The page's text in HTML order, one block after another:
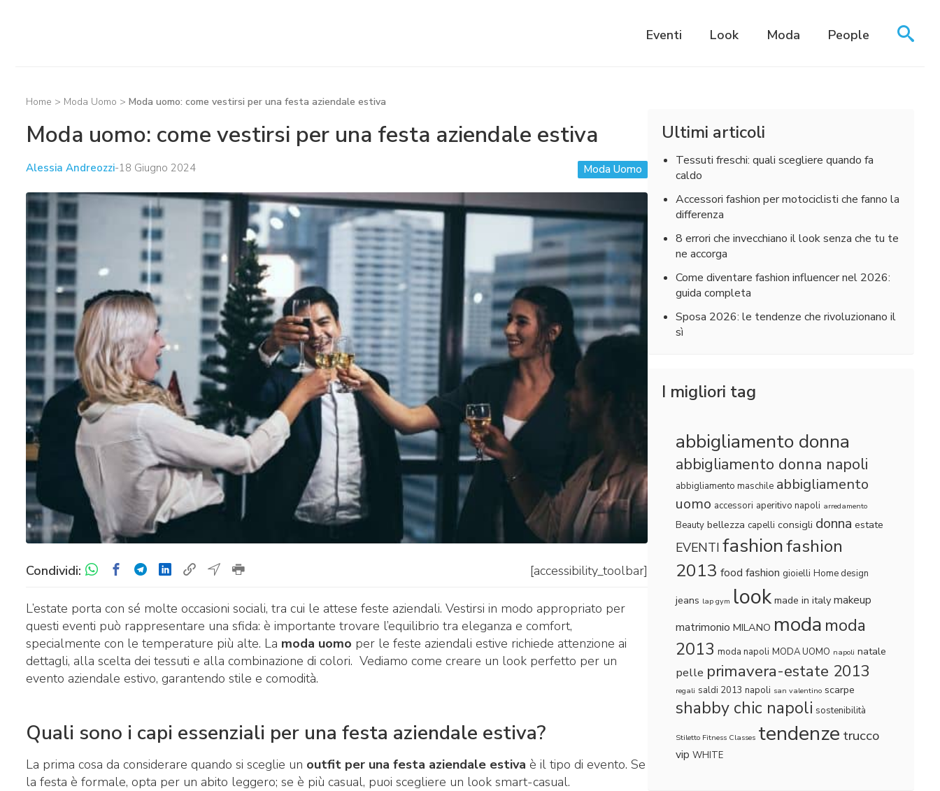
Eventi Look Moda People
Home > Moda Uomo > Moda uomo: come vestirsi per una festa aziendale estiva
Moda uomo: come vestirsi per una festa aziendale estiva
Alessia Andreozzi-18 Giugno 2024 Moda Uomo
Condividi: [accessibility_toolbar]
L’estate porta con sé molte occasioni sociali, tra cui le attese feste aziendali. Vestirsi in modo appropriato per
questi eventi può rappresentare una sfida: è importante trovare l’equilibrio tra eleganza e comfort,
specialmente con le temperature più alte. La moda uomo per le feste aziendali estive richiede attenzione ai
dettagli, alla scelta dei tessuti e alla combinazione di colori. Vediamo come creare un look perfetto per un
evento aziendale estivo, garantendo stile e comodità.
Quali sono i capi essenziali per una festa aziendale estiva?
La prima cosa da considerare quando si sceglie un outfit per una festa aziendale estiva è il tipo di evento. Se
la festa è formale, opta per un abito leggero; se è più casual, puoi scegliere un look smart-casual.
Ultimi articoli
Tessuti freschi: quali scegliere quando fa
caldo
Accessori fashion per motociclisti che fanno la
differenza
8 errori che invecchiano il look senza che tu te
ne accorga
Come diventare fashion influencer nel 2026:
guida completa
Sposa 2026: le tendenze che rivoluzionano il
sì
I migliori tag
abbigliamento donna
abbigliamento donna napoli
abbigliamento maschile abbigliamento
uomo accessori aperitivo napoli arredamento
Beauty bellezza capelli consigli donna estate
EVENTI fashionfashion
2013 food fashion gioielli Home design
jeans lap gym look made in italy makeup
matrimonio MILANO moda moda
2013 moda napoli MODA UOMO napoli natale
pelle primavera-estate 2013
regali saldi 2013 napoli san valentino scarpe
shabby chic napoli sostenibilità
Stiletto Fitness Classes tendenze trucco
vip WHITE